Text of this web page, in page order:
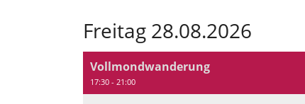
Freitag 28.08.2026
Vollmondwanderung
17:30 - 21:00